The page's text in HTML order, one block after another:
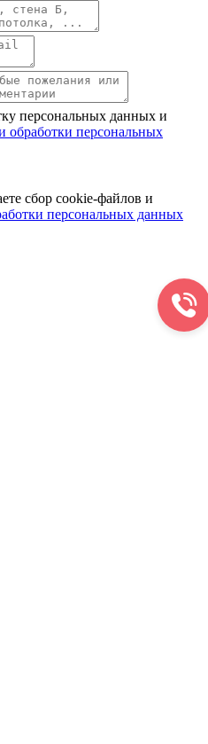
персональных данных и
обработки персональных
сбор cookie-файлов и
персональных данных